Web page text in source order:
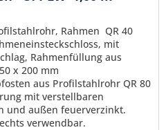
Rahmen QR 40
mit
Rahmenfüllung aus
x 200 mm
aus Profilstahlrohr QR 80
mit verstellbaren
und außen feuerverzinkt.
verwendbar.